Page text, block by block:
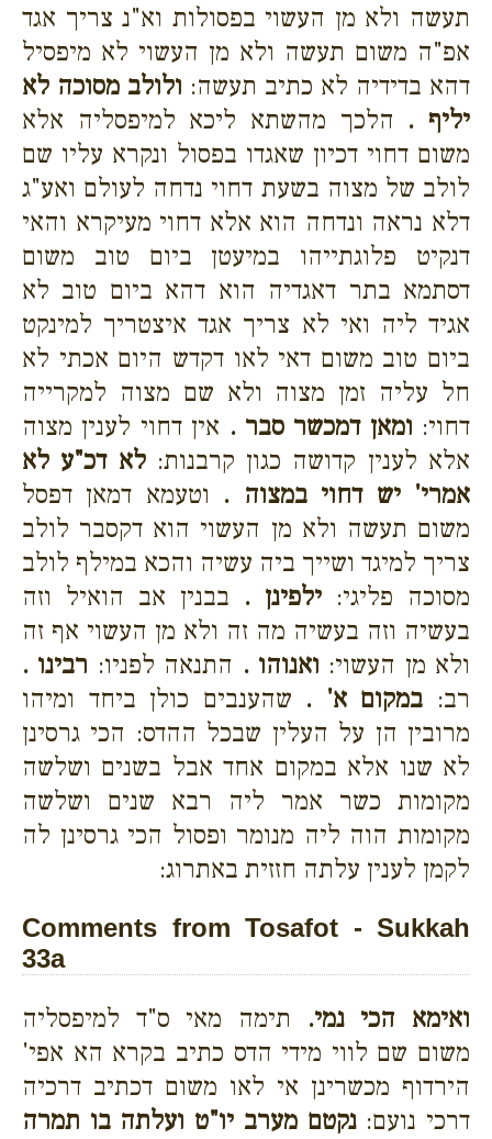
תעשה ולא מן העשוי בפסולות וא"נ צריך אגד
אפ"ה משום תעשה ולא מן העשוי לא מיפסיל
דהא בדידיה לא כתיב תעשה: ולולב מסוכה לא
יליף . הלכך מהשתא ליכא למיפסליה אלא
משום דחוי דכיון שאגדו בפסול ונקרא עליו שם
לולב של מצוה בשעת דחוי נדחה לעולם ואע"ג
דלא נראה ונדחה הוא אלא דחוי מעיקרא והאי
דנקיט פלוגתייהו במיעטן ביום טוב משום
דסתמא בתר דאגדיה הוא דהא ביום טוב לא
אגיד ליה ואי לא צריך אגד איצטריך למינקט
ביום טוב משום דאי לאו דקדש היום אכתי לא
חל עליה זמן מצוה ולא שם מצוה למקרייה
דחוי: ומאן דמכשר סבר . אין דחוי לענין מצוה
אלא לענין קדושה כגון קרבנות:לא דכ"ע לא
אמרי' יש דחוי במצוה . וטעמא דמאן דפסל
משום תעשה ולא מן העשוי הוא דקסבר לולב
צריך למיגד ושייך ביה עשיה והכא במילף לולב
מסוכה פליגי: ילפינן . בבנין אב הואיל וזה
בעשיה וזה בעשיה מה זה ולא מן העשוי אף זה
ולא מן העשוי: ואנוהו . התנאה לפניו: רבינו .
רב: במקום א' . שהענבים כולן ביחד ומיהו
מרובין הן על העלין שבכל ההדס: הכי גרסינן
לא שנו אלא במקום אחד אבל בשנים ושלשה
מקומות כשר אמר ליה רבא שנים ושלשה
מקומות הוה ליה מנומר ופסול הכי גרסינן לה
לקמן לענין עלתה חזזית באתרוג:
Comments from Tosafot - Sukkah
33a
ואימא הכי נמי. תימה מאי ס"ד למיפסליה
משום שם לווי מידי הדס כתיב בקרא הא אפי'
הירדוף מכשרינן אי לאו משום דכתיב דרכיה
דרכי נועם:נקטם מערב יו"ט ועלתה בו תמרה